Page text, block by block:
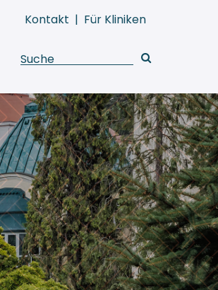
Kontakt | Für Kliniken